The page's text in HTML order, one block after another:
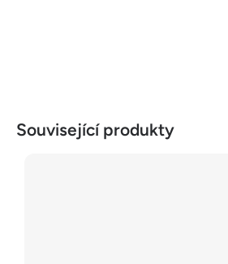
Související produkty